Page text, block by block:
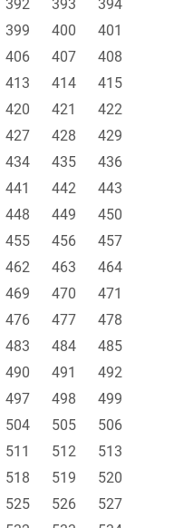
392 393
394
399 400
401
406 407
408
413 414
415
420 421
422
427 428
429
434 435
436
441 442
443
448 449
450
455 456
457
462 463
464
469 470
471
476 477
478
483 484
485
490 491
492
497 498
499
504 505
506
511 512
513
518 519
520
525 526
527